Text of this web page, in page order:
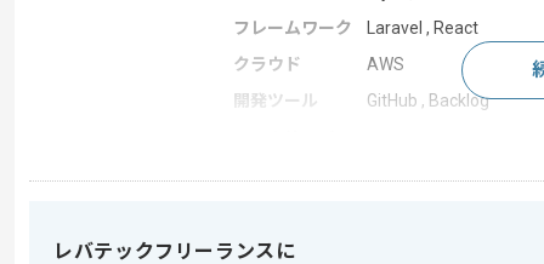
フレームワーク
Laravel , React
クラウド
AWS
開発ツール
GitHub , Backlog
レバテックフリーランスに